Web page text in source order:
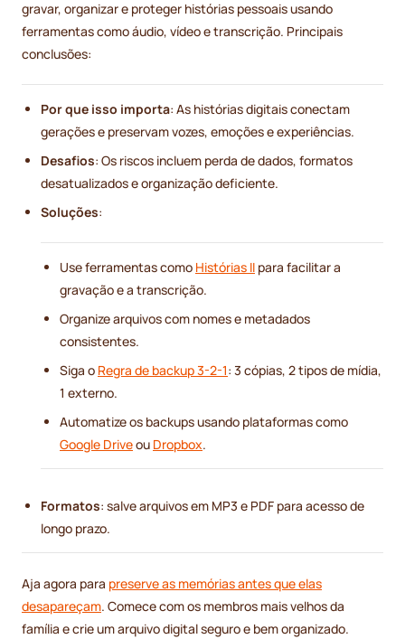
gravar, organizar e proteger histórias pessoais usando
ferramentas como áudio, vídeo e transcrição. Principais
conclusões:
Por que isso importa: As histórias digitais conectam
gerações e preservam vozes, emoções e experiências.
Desafios: Os riscos incluem perda de dados, formatos
desatualizados e organização deficiente.
Soluções:
Use ferramentas como Histórias II para facilitar a
gravação e a transcrição.
Organize arquivos com nomes e metadados
consistentes.
Siga o Regra de backup 3-2-1: 3 cópias, 2 tipos de mídia,
1 externo.
Automatize os backups usando plataformas como
Google Driveou Dropbox.
Formatos: salve arquivos em MP3 e PDF para acesso de
longo prazo.
Aja agora para preserve as memórias antes que elas
desapareçam. Comece com os membros mais velhos da
família e crie um arquivo digital seguro e bem organizado.